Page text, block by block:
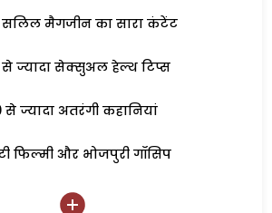
मैगजीन का सारा कंटेंट
से ज्यादा सेक्सुअल हेल्थ टिप्स
से ज्यादा अतरंगी कहानियां
फिल्मी और भोजपुरी गॉसिप